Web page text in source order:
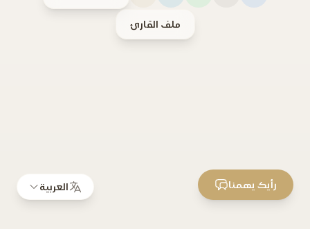
ملف القارئ
العربية رأيك يهمنا